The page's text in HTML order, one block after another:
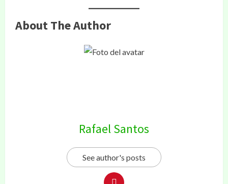
About The Author
Rafael Santos
See author's posts